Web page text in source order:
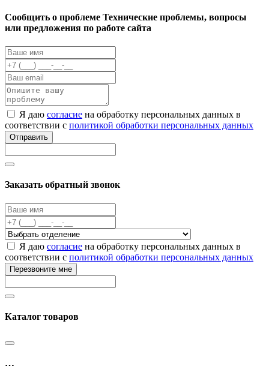
Cообщить о проблеме Технические проблемы, вопросы
или предложения по работе сайта
Я даю согласие на обработку персональных данных в
соответствии с политикой обработки персональных данных
Отправить
Заказать обратный звонок
Я даю согласие на обработку персональных данных в
соответствии с политикой обработки персональных данных
Перезвоните мне
Каталог товаров
…